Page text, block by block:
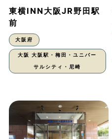
東横INN大阪JR野田駅
前
大阪府
大阪 大阪駅・梅田・ユニバー
サルシティ・尼崎